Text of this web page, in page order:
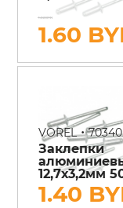
1.82 BYN
1.60
VOREL•70340
Заклепки
12,7х3,2мм
1.40